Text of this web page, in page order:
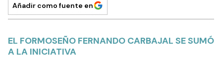
Añadir como fuente en
EL FORMOSEÑO FERNANDO CARBAJAL SE SUMÓ
A LA INICIATIVA